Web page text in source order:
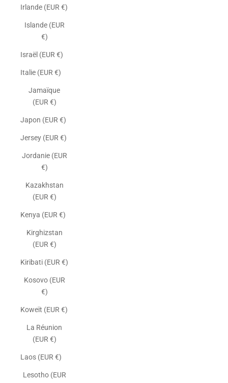
Irlande (EUR €)
Islande (EUR
€)
Israël (EUR €)
Italie (EUR €)
Jamaïque
(EUR €)
Japon (EUR €)
Jersey (EUR €)
Jordanie (EUR
€)
Kazakhstan
(EUR €)
Kenya (EUR €)
Kirghizstan
(EUR €)
Kiribati (EUR €)
Kosovo (EUR
€)
Koweït (EUR €)
La Réunion
(EUR €)
Laos (EUR €)
Lesotho (EUR